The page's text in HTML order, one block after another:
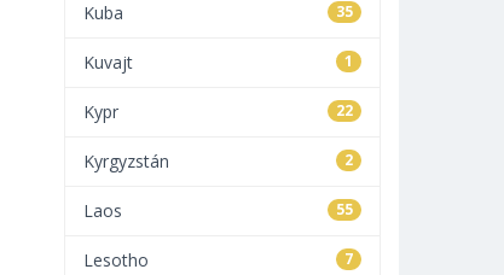
35
Kuba
1
Kuvajt
22
Kypr
2
Kyrgyzstán
55
Laos
7
Lesotho